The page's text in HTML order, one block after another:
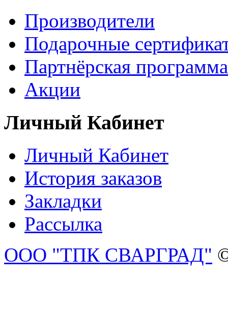
Производители
Подарочные
Партнёрская программа
Акции
Личный Кабинет
Личный Кабинет
История заказов
Закладки
Рассылка
ООО "ТПК СВАРГРАД"